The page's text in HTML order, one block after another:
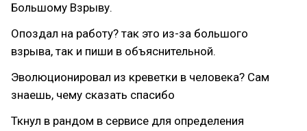
Большому Взрыву.
Опоздал на работу? так это из-за большого
взрыва, так и пиши в объяснительной.
Эволюционировал из креветки в человека? Сам
знаешь, чему сказать спасибо
Ткнул в рандом в сервисе для определения